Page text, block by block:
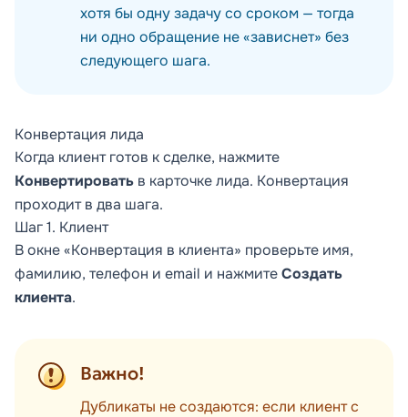
хотя бы одну задачу со сроком — тогда
ни одно обращение не «зависнет» без
следующего шага.
Конвертация лида
Когда клиент готов к сделке, нажмите
Конвертировать в карточке лида. Конвертация
проходит в два шага.
Шаг 1. Клиент
В окне «Конвертация в клиента» проверьте имя,
фамилию, телефон и email и нажмитеСоздать
клиента.
Важно!
Дубликаты не создаются: если клиент с